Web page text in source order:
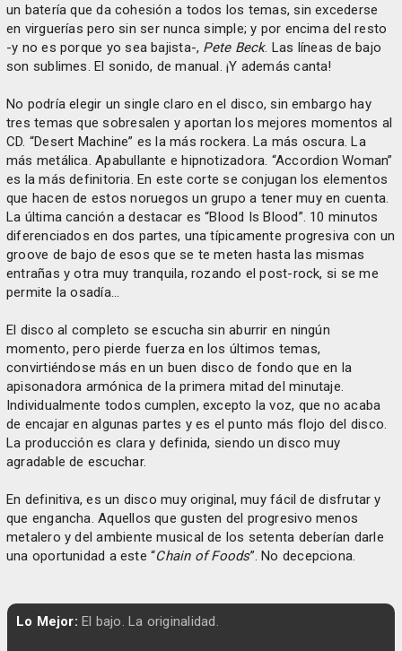
un batería que da cohesión a todos los temas, sin excederse
en virguerías pero sin ser nunca simple; y por encima del resto
-y no es porque yo sea bajista-, Pete Beck. Las líneas de bajo
son sublimes. El sonido, de manual. ¡Y además canta!
No podría elegir un single claro en el disco, sin embargo hay
tres temas que sobresalen y aportan los mejores momentos al
CD. “Desert Machine” es la más rockera. La más oscura. La
más metálica. Apabullante e hipnotizadora. “Accordion Woman”
es la más definitoria. En este corte se conjugan los elementos
que hacen de estos noruegos un grupo a tener muy en cuenta.
La última canción a destacar es “Blood Is Blood”. 10 minutos
diferenciados en dos partes, una típicamente progresiva con un
groove de bajo de esos que se te meten hasta las mismas
entrañas y otra muy tranquila, rozando el post-rock, si se me
permite la osadía...
El disco al completo se escucha sin aburrir en ningún
momento, pero pierde fuerza en los últimos temas,
convirtiéndose más en un buen disco de fondo que en la
apisonadora armónica de la primera mitad del minutaje.
Individualmente todos cumplen, excepto la voz, que no acaba
de encajar en algunas partes y es el punto más flojo del disco.
La producción es clara y definida, siendo un disco muy
agradable de escuchar.
En definitiva, es un disco muy original, muy fácil de disfrutar y
que engancha. Aquellos que gusten del progresivo menos
metalero y del ambiente musical de los setenta deberían darle
una oportunidad a este “Chain of Foods”. No decepciona.
Lo Mejor: El bajo. La originalidad.